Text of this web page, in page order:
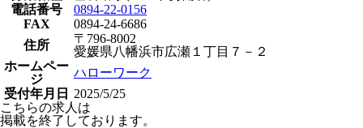
電話番号
0894-22-0156
FAX
0894-24-6686
住所
〒796-8002
愛媛県八幡浜市広瀬１丁目７－２
ホームペー
ジ
ハローワーク
受付年月日
2025/5/25
こちらの求人は
掲載を終了しております。